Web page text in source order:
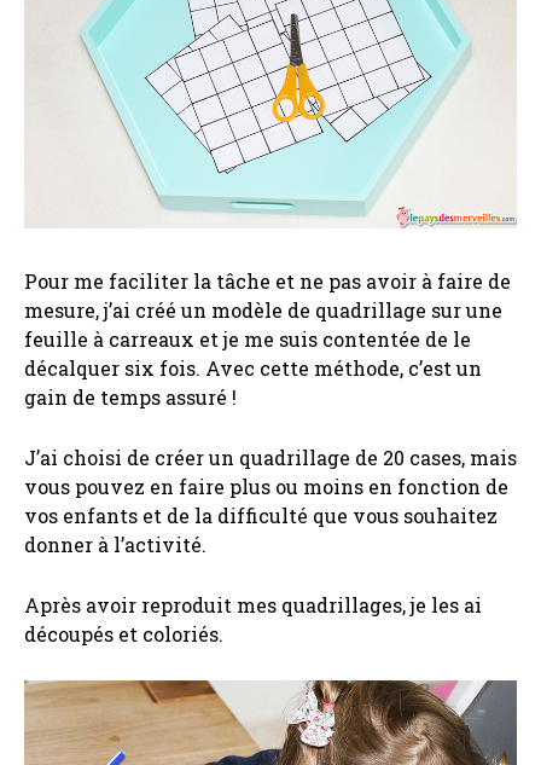
Pour me faciliter la tâche et ne pas avoir à faire de
mesure, j’ai créé un modèle de quadrillage sur une
feuille à carreaux et je me suis contentée de le
décalquer six fois. Avec cette méthode, c’est un
gain de temps assuré !
J’ai choisi de créer un quadrillage de 20 cases, mais
vous pouvez en faire plus ou moins en fonction de
vos enfants et de la difficulté que vous souhaitez
donner à l’activité.
Après avoir reproduit mes quadrillages, je les ai
découpés et coloriés.